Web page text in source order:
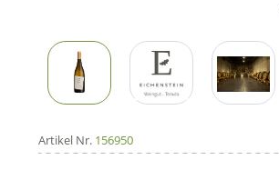
Artikel Nr. 156950